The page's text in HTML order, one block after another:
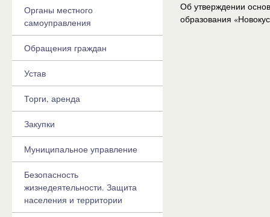
Об утверждении
образования
Органы местного
самоуправления
Обращения граждан
Устав
Торги, аренда
Закупки
Муниципальное управление
Безопасность
жизнедеятельности. Защита
населения и территории